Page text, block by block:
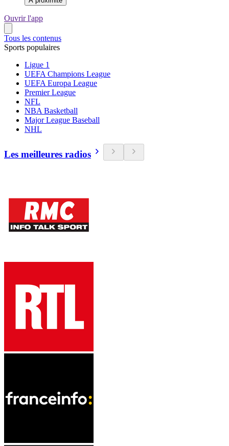
Ouvrir l'app
Tous les contenus
Sports populaires
Ligue 1
UEFA Champions League
UEFA Europa League
Premier League
NFL
NBA Basketball
Major League Baseball
NHL
Les meilleures radios